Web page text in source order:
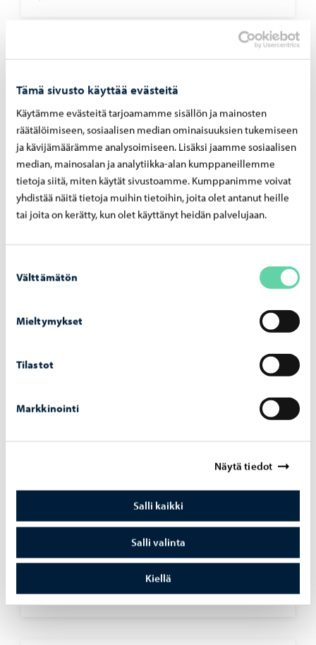
Tämä sivusto käyttää evästeitä
Käytämme evästeitä tarjoamamme sisällön ja mainosten
räätälöimiseen, sosiaalisen median ominaisuuksien tukemiseen
ja kävijämäärämme analysoimiseen. Lisäksi jaamme sosiaalisen
median, mainosalan ja analytiikka-alan kumppaneillemme
tietoja siitä, miten käytät sivustoamme. Kumppanimme voivat
yhdistää näitä tietoja muihin tietoihin, joita olet antanut heille
tai joita on kerätty, kun olet käyttänyt heidän palvelujaan.
valinta
Välttämätön
Mieltymykset
Tilastot
Markkinointi
Näytä tiedot
Salli kaikki
Salli valinta
Kiellä
Opetus ja koulutus -03.08.2026
Op­pi­las­ko­nei­den verk­ko­tur­val­li­suut­ta vah­
väl­lä pal­ve­lul­la
Opetus ja koulutus-10.06.2026
Suo­men­kie­li­sen kou­lu­tus­jaos­ton ko­kous
9.6.2026